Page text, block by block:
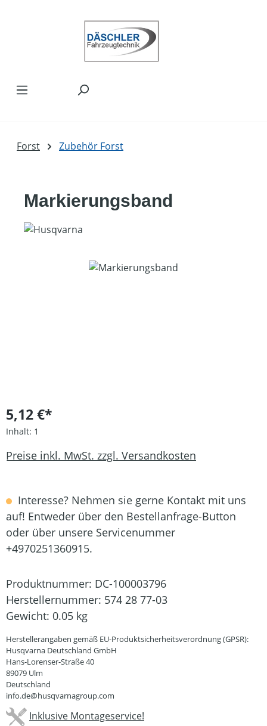
Forst Zubehör Forst
Markierungsband
Bildergalerie überspringen
5,12 €*
Inhalt: 1
Preise inkl. MwSt. zzgl. Versandkosten
Interesse? Nehmen sie gerne Kontakt mit uns
auf! Entweder über den Bestellanfrage-Button
oder über unsere Servicenummer
+4970251360915.
Produktnummer: DC-100003796
Herstellernummer: 574 28 77-03
Gewicht: 0.05 kg
Herstellerangaben gemäß EU-Produktsicherheitsverordnung (GPSR):
Husqvarna Deutschland GmbH
Hans-Lorenser-Straße 40
89079 Ulm
Deutschland
info.de@husqvarnagroup.com
Inklusive Montageservice!